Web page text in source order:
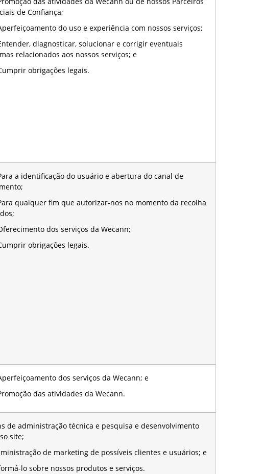
de Confiança;
do uso e experiência com nossos serviços;
diagnosticar, solucionar e corrigir eventuais
relacionados aos nossos serviços; e
obrigações legais.
a identificação do usuário e abertura do canal de
qualquer fim que autorizar-nos no momento da recolha
dos serviços da Wecann;
obrigações legais.
dos serviços da Wecann; e
das atividades da Wecann.
administração técnica e pesquisa e desenvolvimento
site;
de marketing de possíveis clientes e usuários; e
lo sobre nossos produtos e serviços.